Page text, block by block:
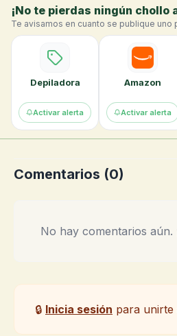
¡No te pierdas ningún chollo
Te avisamos en cuanto se publique uno
Depiladora
Activar alerta
Amazon
Activar alerta
Comentarios (0)
No hay comentarios aún.
🔒 Inicia sesión para unirte